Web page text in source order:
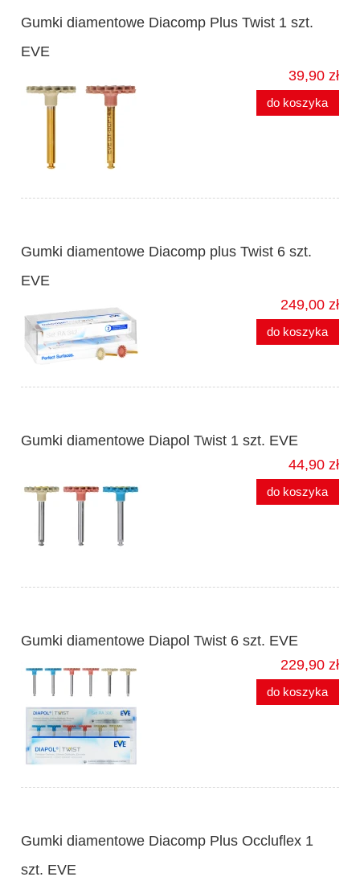
Gumki diamentowe Diacomp Plus Twist 1 szt.
EVE
39,90 zł
do koszyka
Gumki diamentowe Diacomp plus Twist 6 szt.
EVE
249,00 zł
do koszyka
Gumki diamentowe Diapol Twist 1 szt. EVE
44,90 zł
do koszyka
Gumki diamentowe Diapol Twist 6 szt. EVE
229,90 zł
do koszyka
Gumki diamentowe Diacomp Plus Occluflex 1
szt. EVE